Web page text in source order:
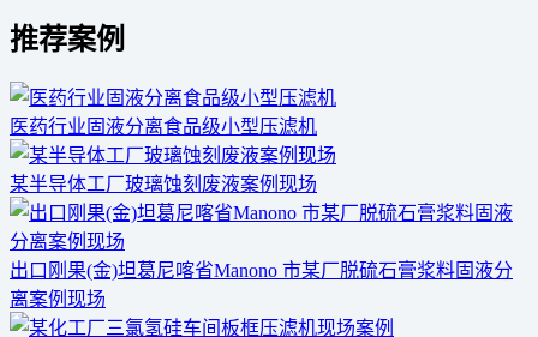
推荐案例
医药行业固液分离食品级小型压滤机
某半导体工厂玻璃蚀刻废液案例现场
出口刚果(金)坦葛尼喀省Manono 市某厂脱硫石膏浆料固液分
离案例现场